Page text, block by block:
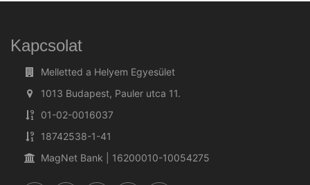
Kapcsolat
Melletted a Helyem Egyesület
1013 Budapest, Pauler utca 11.
01-02-0016037
18742538-1-41
MagNet Bank | 16200010-10054275